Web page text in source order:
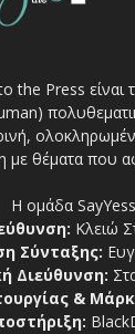
the Press
με θέματα που
Η ομάδα
Κλειώ
Σύνταξης:
Διεύθυνση:
&